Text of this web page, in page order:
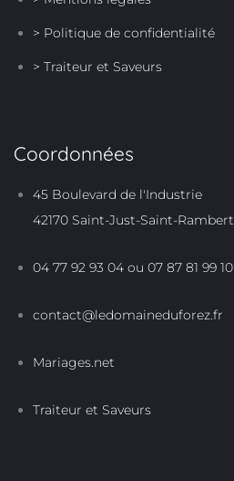
> Politique de confidentialité
> Traiteur et Saveurs
Coordonnées
45 Boulevard de l'Industrie
42170 Saint-Just-Saint-Rambert
04 77 92 93 04 ou 07 87 81 99 10
contact@ledomaineduforez.fr
Mariages.net
Traiteur et Saveurs